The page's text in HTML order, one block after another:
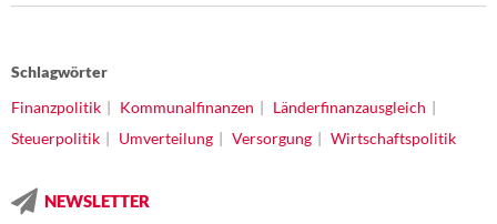
Schlagwörter
Finanzpolitik
Kommunalfinanzen
Länderfinanzausgleich
Steuerpolitik
Umverteilung Versorgung Wirtschaftspolitik
NEWSLETTER